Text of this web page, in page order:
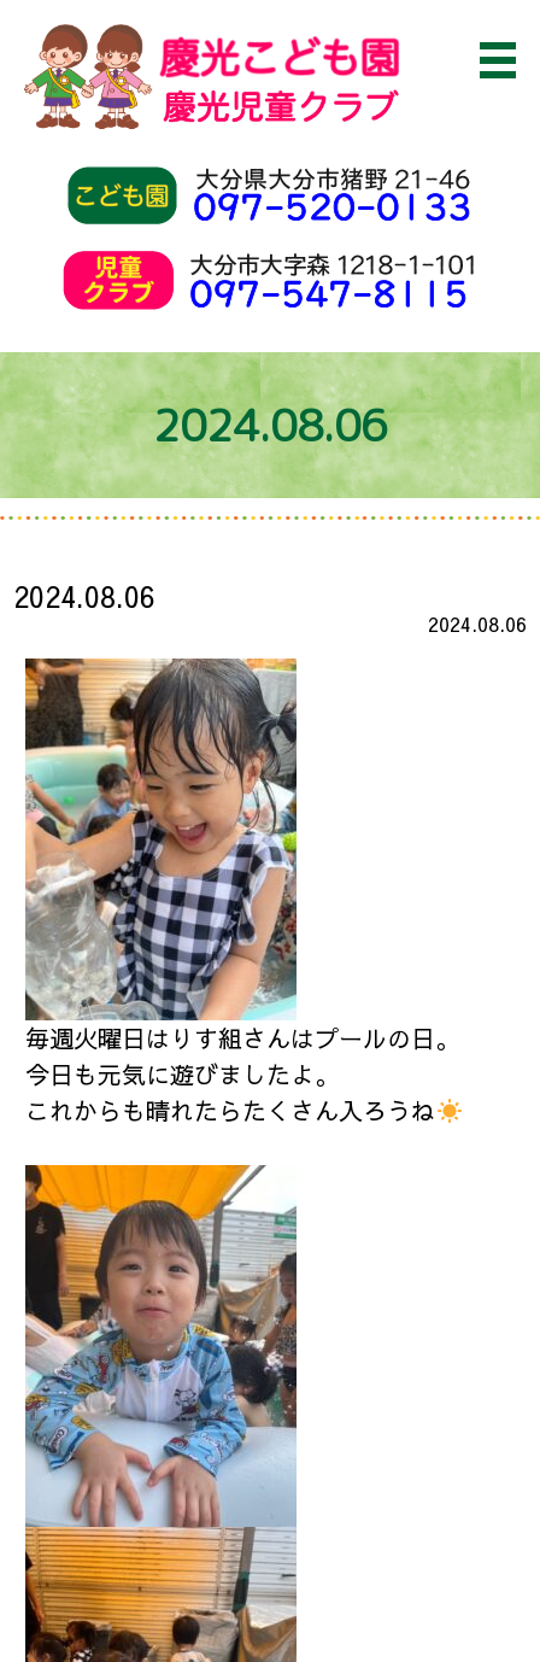
2024.08.06
2024.08.06
2024.08.06
毎週火曜日はりす組さんはプールの日。
今日も元気に遊びましたよ。
これからも晴れたらたくさん入ろうね